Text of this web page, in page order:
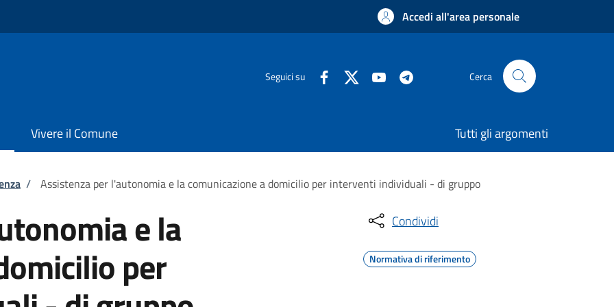
Accedi all'area personale
Seguici su Cerca
Vivere il Comune Tutti gli argomenti
/ Assistenza per l'autonomia e la comunicazione a domicilio per interventi individuali - di gruppo
e la
per
Condividi
Normativa di riferimento